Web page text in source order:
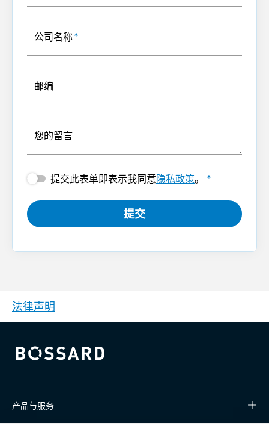
公司名称*
邮编
您的留言
提交此表单即表示我同意隐私政策。 *
提交
法律声明
Bossard homepage
产品与服务